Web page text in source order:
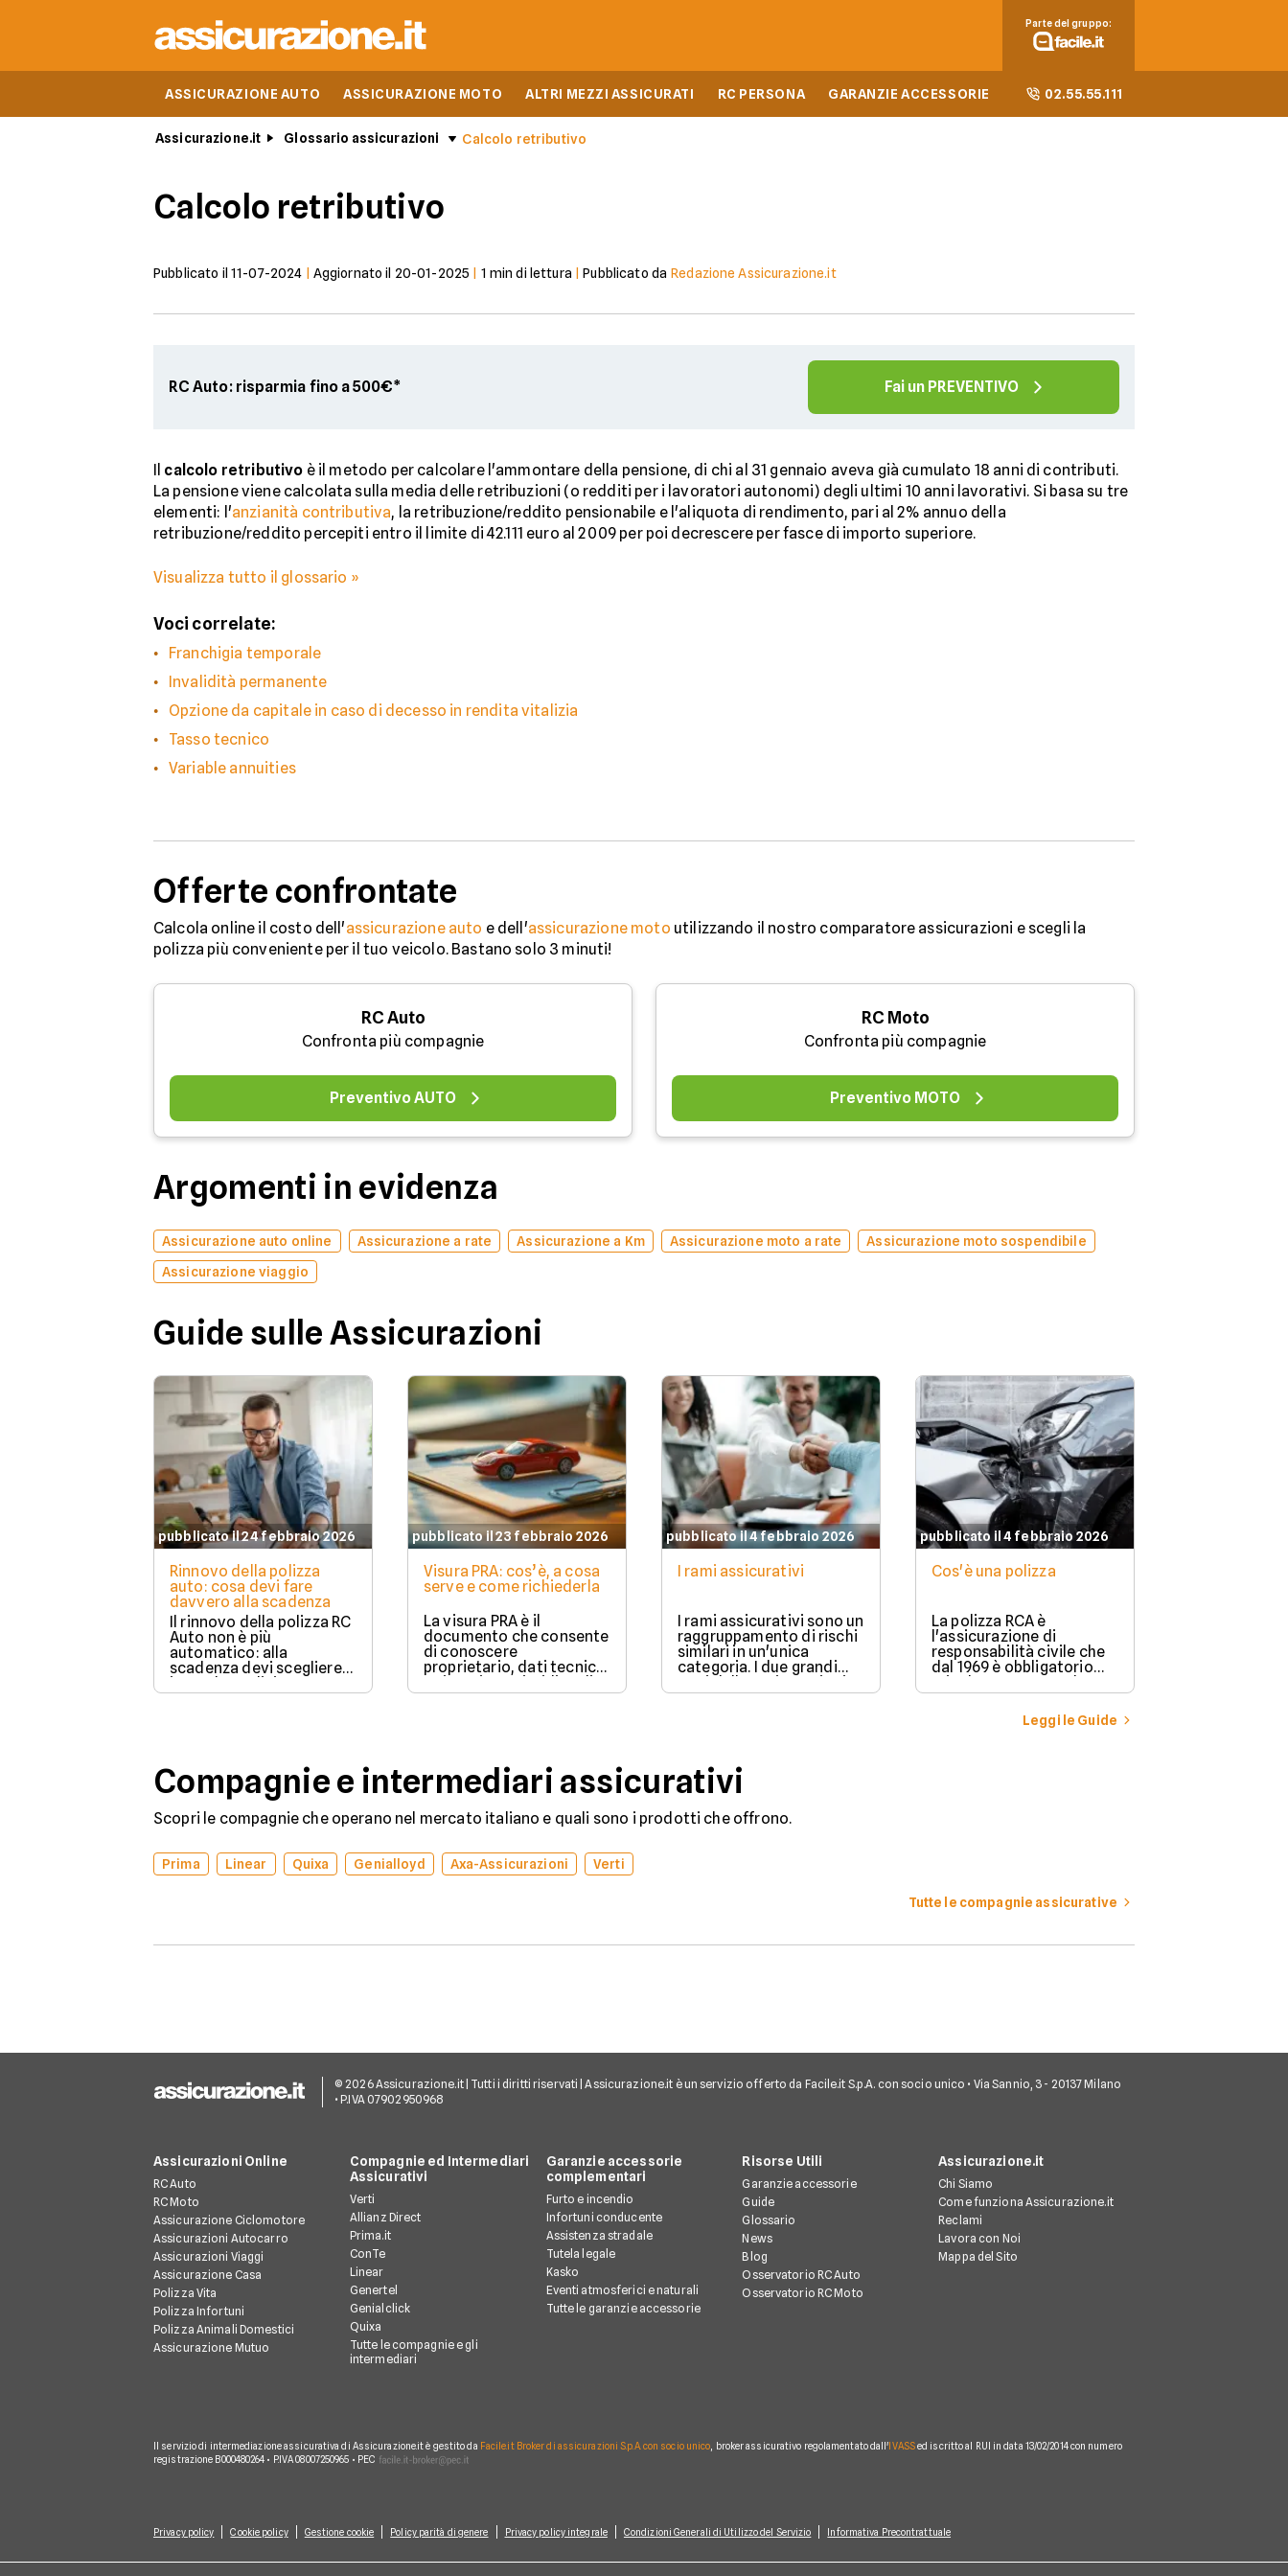
ASSICURAZIONE AUTO ASSICURAZIONE MOTO ALTRI MEZZI ASSICURATI RC PERSONA GARANZIE ACCESSORIE 02.55.55.111
Parte del gruppo:
Assicurazione.it Glossario assicurazioni Calcolo retributivo
Calcolo retributivo
Pubblicato il 11-07-2024 Aggiornato il 20-01-2025 1 min di lettura |Pubblicato da Redazione Assicurazione.it
RC Auto: risparmia fino a 500€* Fai un PREVENTIVO
Il calcolo retributivo è il metodo per calcolare l'ammontare della pensione, di chi al 31 gennaio aveva già cumulato 18 anni di contributi.
La pensione viene calcolata sulla media delle retribuzioni (o redditi per i lavoratori autonomi) degli ultimi 10 anni lavorativi. Si basa su tre
elementi: l'anzianità contributiva, la retribuzione/reddito pensionabile e l'aliquota di rendimento, pari al 2% annuo della
retribuzione/reddito percepiti entro il limite di 42.111 euro al 2009 per poi decrescere per fasce di importo superiore.
Visualizza tutto il glossario »
Voci correlate:
Franchigia temporale
Invalidità permanente
Opzione da capitale in caso di decesso in rendita vitalizia
Tasso tecnico
Variable annuities
Offerte confrontate
Calcola online il costo dell'assicurazione auto e dell'assicurazione moto utilizzando il nostro comparatore assicurazioni e scegli la
polizza più conveniente per il tuo veicolo. Bastano solo 3 minuti!
RC Auto
Confronta più compagnie
Preventivo AUTO
RC Moto
Confronta più compagnie
Preventivo MOTO
Argomenti in evidenza
Assicurazione auto online Assicurazione a rate Assicurazione a Km Assicurazione moto a rate
Assicurazione moto sospendibile
Assicurazione viaggio
Guide sulle Assicurazioni
pubblicato il 24 febbraio 2026
Rinnovo della polizza
auto: cosa devi fare
davvero alla scadenza
Il rinnovo della polizza RC
Auto non è più
automatico: alla
scadenza devi scegliere
in modo esplicito se
rinnovare con la stessa
pubblicato il 23 febbraio 2026
Visura PRA: cos’è, a cosa
serve e come richiederla
La visura PRA è il
documento che consente
di conoscere
proprietario, dati tecnici
e situazione giuridica di
un veicolo iscritto al
pubblicato il 4 febbraio 2026
I rami assicurativi
I rami assicurativi sono un
raggruppamento di rischi
similari in un'unica
categoria. I due grandi
rami delle assicurazioni
sono il ramo danni e il
pubblicato il 4 febbraio 2026
Cos'è una polizza
La polizza RCA è
l'assicurazione di
responsabilità civile che
dal 1969 è obbligatorio
stipulare per possedere e
guidare in Italia un
veicolo a motore.Leggi le Guide
Compagnie e intermediari assicurativi
Scopri le compagnie che operano nel mercato italiano e quali sono i prodotti che offrono.
Prima Linear Quixa Genialloyd Axa-Assicurazioni Verti
Tutte le compagnie assicurative
© 2026 Assicurazione.it | Tutti i diritti riservati | Assicurazione.it è un servizio offerto da Facile.it S.p.A. con socio unico • Via Sannio, 3 - 20137 Milano
• P.IVA 07902950968
Assicurazioni Online
RC Auto
RC Moto
Assicurazione Ciclomotore
Assicurazioni Autocarro
Assicurazioni Viaggi
Assicurazione Casa
Polizza Vita
Polizza Infortuni
Polizza Animali Domestici
Assicurazione Mutuo
Compagnie ed Intermediari
Assicurativi
Verti
Allianz Direct
Prima.it
ConTe
Linear
Genertel
Genialclick
Quixa
Tutte le compagnie e gli
intermediari
Garanzie accessorie
complementari
Furto e incendio
Infortuni conducente
Assistenza stradale
Tutela legale
Kasko
Eventi atmosferici e naturali
Tutte le garanzie accessorie
Risorse Utili
Garanzie accessorie
Guide
Glossario
News
Blog
Osservatorio RC Auto
Osservatorio RC Moto
Assicurazione.it
Chi Siamo
Come funziona Assicurazione.it
Reclami
Lavora con Noi
Mappa del Sito
Il servizio di intermediazione assicurativa di Assicurazione.it è gestito da Facile.it Broker di assicurazioni S.p.A. con socio unico , broker assicurativo regolamentato dall' IVASSed iscritto al RUI in data 13/02/2014 con numero
registrazione B000480264 • P.IVA 08007250965 • PEC
Privacy policy Cookie policy Gestione cookie Policy parità di genere Privacy policy integrale Condizioni Generali di Utilizzo del Servizio Informativa Precontrattuale